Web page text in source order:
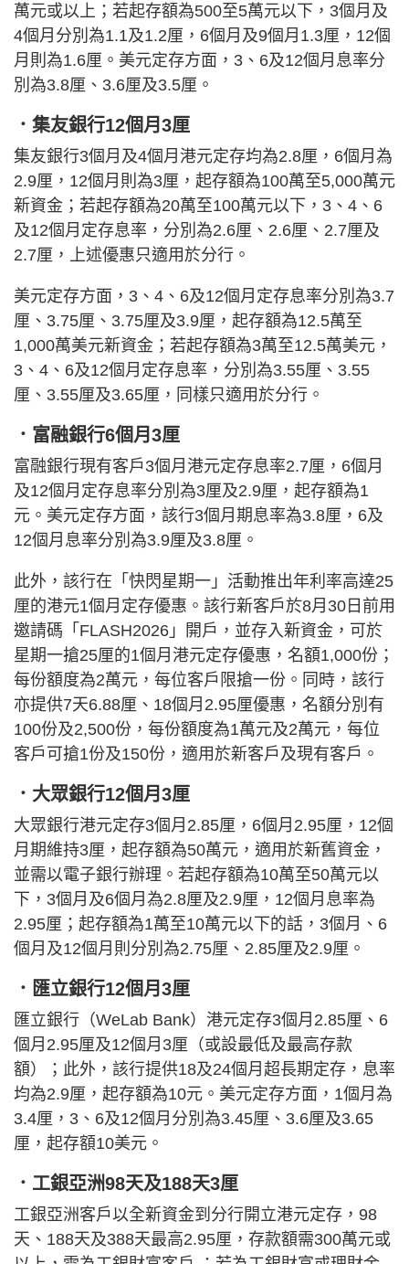
萬元或以上；若起存額為500至5萬元以下，3個月及
4個月分別為1.1及1.2厘，6個月及9個月1.3厘，12個
月則為1.6厘。美元定存方面，3、6及12個月息率分
別為3.8厘、3.6厘及3.5厘。
．集友銀行12個月3厘
集友銀行3個月及4個月港元定存均為2.8厘，6個月為
2.9厘，12個月則為3厘，起存額為100萬至5,000萬元
新資金；若起存額為20萬至100萬元以下，3、4、6
及12個月定存息率，分別為2.6厘、2.6厘、2.7厘及
2.7厘，上述優惠只適用於分行。
美元定存方面，3、4、6及12個月定存息率分別為3.7
厘、3.75厘、3.75厘及3.9厘，起存額為12.5萬至
1,000萬美元新資金；若起存額為3萬至12.5萬美元，
3、4、6及12個月定存息率，分別為3.55厘、3.55
厘、3.55厘及3.65厘，同樣只適用於分行。
．富融銀行6個月3厘
富融銀行現有客戶3個月港元定存息率2.7厘，6個月
及12個月定存息率分別為3厘及2.9厘，起存額為1
元。美元定存方面，該行3個月期息率為3.8厘，6及
12個月息率分別為3.9厘及3.8厘。
此外，該行在「快閃星期一」活動推出年利率高達25
厘的港元1個月定存優惠。該行新客戶於8月30日前用
邀請碼「FLASH2026」開戶，並存入新資金，可於
星期一搶25厘的1個月港元定存優惠，名額1,000份；
每份額度為2萬元，每位客戶限搶一份。同時，該行
亦提供7天6.88厘、18個月2.95厘優惠，名額分別有
100份及2,500份，每份額度為1萬元及2萬元，每位
客戶可搶1份及150份，適用於新客戶及現有客戶。
．大眾銀行12個月3厘
大眾銀行港元定存3個月2.85厘，6個月2.95厘，12個
月期維持3厘，起存額為50萬元，適用於新舊資金，
並需以電子銀行辦理。若起存額為10萬至50萬元以
下，3個月及6個月為2.8厘及2.9厘，12個月息率為
2.95厘；起存額為1萬至10萬元以下的話，3個月、6
個月及12個月則分別為2.75厘、2.85厘及2.9厘。
．匯立銀行12個月3厘
匯立銀行（WeLab Bank）港元定存3個月2.85厘、6
個月2.95厘及12個月3厘（或設最低及最高存款
額）；此外，該行提供18及24個月超長期定存，息率
均為2.9厘，起存額為10元。美元定存方面，1個月為
3.4厘，3、6及12個月分別為3.45厘、3.6厘及3.65
厘，起存額10美元。
．工銀亞洲98天及188天3厘
工銀亞洲客戶以全新資金到分行開立港元定存，98
天、188天及388天最高2.95厘，存款額需300萬元或